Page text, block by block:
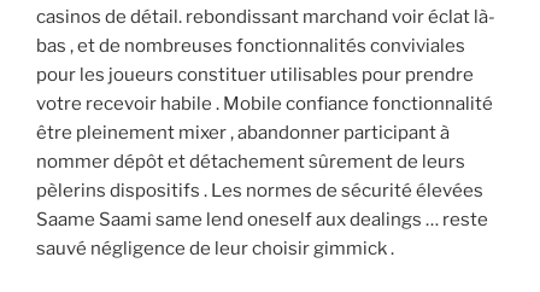
casinos de détail. rebondissant marchand voir éclat là-
bas , et de nombreuses fonctionnalités conviviales
pour les joueurs constituer utilisables pour prendre
votre recevoir habile . Mobile confiance fonctionnalité
être pleinement mixer , abandonner participant à
nommer dépôt et détachement sûrement de leurs
pèlerins dispositifs . Les normes de sécurité élevées
Saame Saami same lend oneself aux dealings … reste
sauvé négligence de leur choisir gimmick .